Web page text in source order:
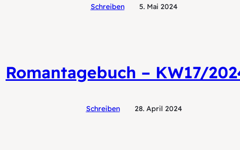
Schreiben 5. Mai 2024
Romantagebuch – KW17/
Schreiben 28. April 2024